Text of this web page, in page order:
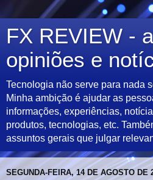
FX REVIEW -
opiniões e
Tecnologia não serve para nada
Minha ambição é ajudar as
informações, experiências,
produtos, tecnologias, etc.
assuntos gerais que julgar
SEGUNDA-FEIRA, 14 DE AGOSTO DE